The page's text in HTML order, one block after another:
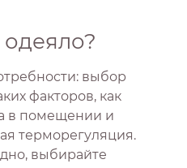
выбор
факторов, как
в помещении и
терморегуляция.
выбирайте